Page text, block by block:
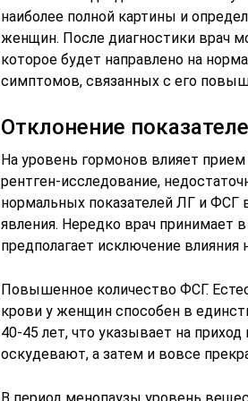
наиболее полной картины и
женщин. После диагностики врач
которое будет направлено на
симптомов, связанных с его
Отклонение
На уровень гормонов влияет
рентген-исследование,
нормальных показателей ЛГ и ФСГ
явления. Нередко врач принимает
предполагает исключение влияния
Повышенное количество ФСГ.
крови у женщин способен в
40-45 лет, что указывает на
оскудевают, а затем и вовсе